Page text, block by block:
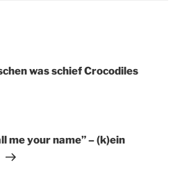
was schief Crocodiles
me your name” – (k)ein